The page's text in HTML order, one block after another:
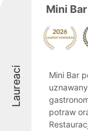
Laureaci
Mini Bar
Mini Bar
potraw